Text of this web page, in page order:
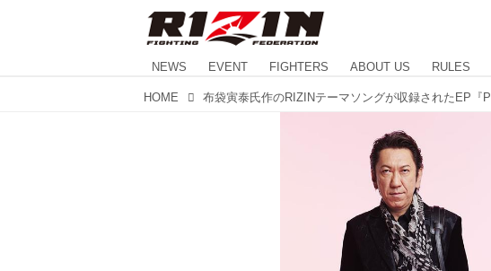
NEWS EVENT FIGHTERS ABOUT US RULES
HOME